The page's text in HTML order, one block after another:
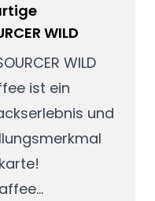
WILD
WILD
ist ein
und